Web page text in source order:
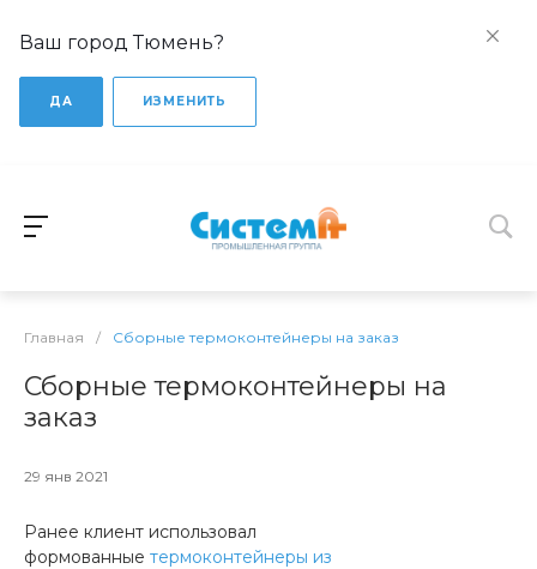
Ваш город Тюмень?
ДА ИЗМЕНИТЬ
Главная / Сборные термоконтейнеры на заказ
Сборные термоконтейнеры на
заказ
29 янв 2021
Ранее клиент использовал
формованные термоконтейнеры из